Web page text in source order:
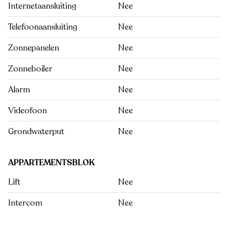
Internetaansluiting
Nee
Telefoonaansluiting
Nee
Zonnepanelen
Nee
Zonneboiler
Nee
Alarm
Nee
Videofoon
Nee
Grondwaterput
Nee
APPARTEMENTSBLOK
Lift
Nee
Intercom
Nee